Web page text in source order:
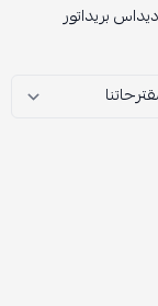
بريداتور